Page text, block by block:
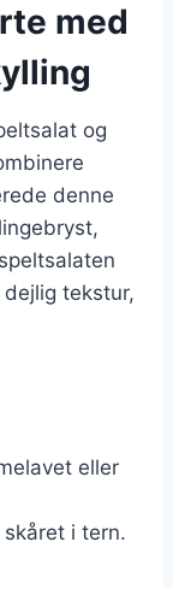
med
og
denne
tekstur,
eller
skåret i tern.